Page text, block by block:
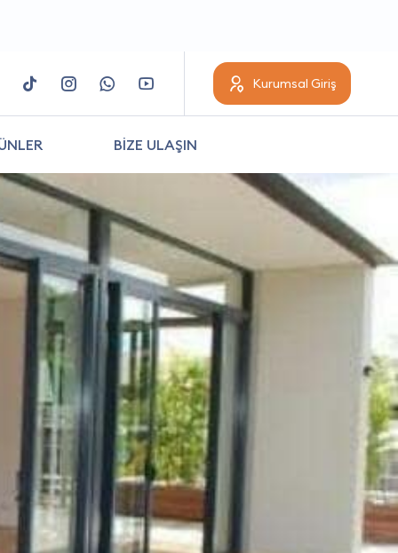
Kurumsal Giriş
BİZE ULAŞIN